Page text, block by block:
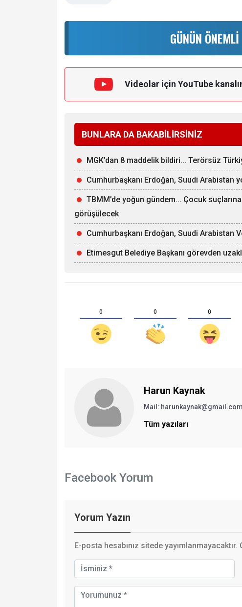
GÜNÜN
Videolar için YouTube
BUNLARA DA BAKABİLİRSİNİZ
MGK’dan 8 maddelik bildiri... Terörsüz
Cumhurbaşkanı Erdoğan, Suudi Arabistan
TBMM’de yoğun gündem... Çocuk
görüşülecek
Cumhurbaşkanı Erdoğan, Suudi Arabistan
Etimesgut Belediye Başkanı görevden
0 0 0
Harun Kaynak
Mail: harunkaynak@gmail.com
Tüm yazıları
Facebook Yorum
Yorum Yazın
E-posta hesabınız sitede